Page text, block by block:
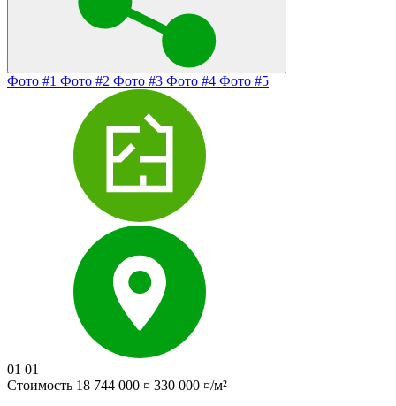
Фото #1 Фото #2 Фото #3 Фото #4 Фото #5
01 01
Стоимость 18 744 000 ¤ 330 000 ¤/м²